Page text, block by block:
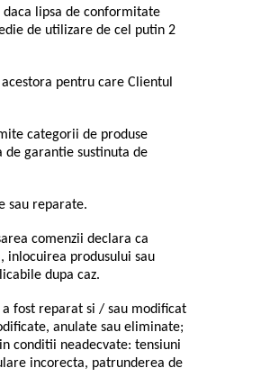
daca lipsa de conformitate
de utilizare de cel putin 2
pentru care Clientul
categorii de produse
de garantie sustinuta de
sau reparate.
comenzii declara ca
inlocuirea produsului sau
dupa caz.
fost reparat si / sau modificat
anulate sau eliminate;
conditii neadecvate: tensiuni
incorecta, patrunderea de